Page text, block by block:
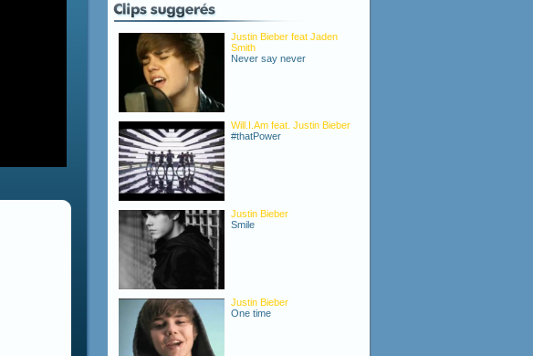
Justin Bieber feat Jaden
Smith
Never say never
Will.I.Am feat. Justin Bieber
#thatPower
Justin Bieber
Smile
Justin Bieber
One time